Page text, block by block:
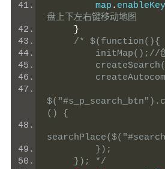
         map
.
盘上下左右键移动地图
}
/* $(function(){
() {
         });
     }); */